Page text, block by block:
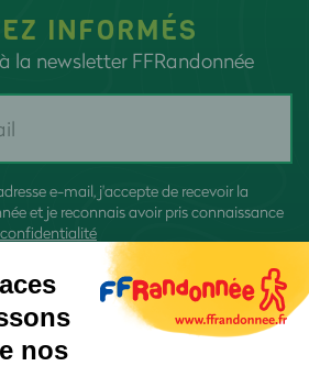
INFORMÉS
la newsletter FFRandonnée
e-mail, j'accepte de recevoir la
et je reconnais avoir pris connaissance
nos